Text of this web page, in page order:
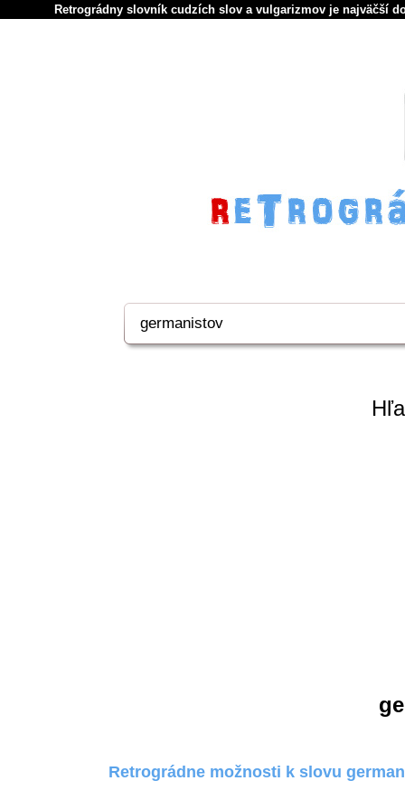
Retrográdny slovník cudzích slov a vulgarizmov je najväčší
Retrográdne možnosti k slovu